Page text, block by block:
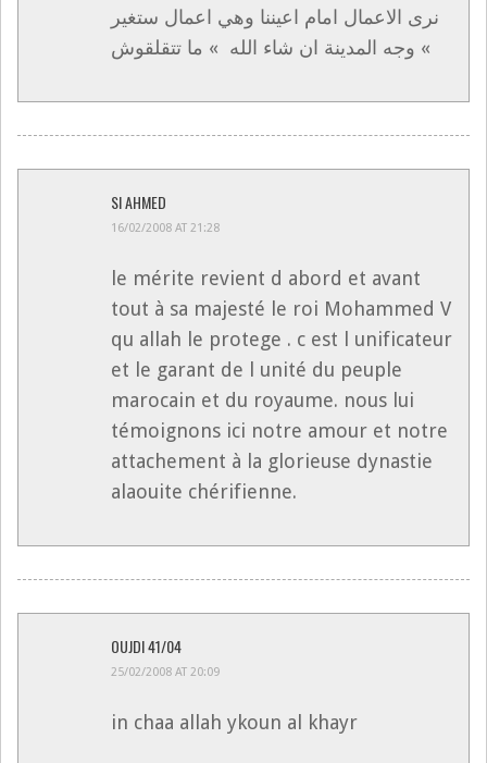
نرى الاعمال امام اعيننا وهي اعمال ستغير
وجه المدينة ان شاء الله » ما تتقلقوش «
SI AHMED
16/02/2008 AT 21:28
le mérite revient d abord et avant
tout à sa majesté le roi Mohammed V
qu allah le protege . c est l unificateur
et le garant de l unité du peuple
marocain et du royaume. nous lui
témoignons ici notre amour et notre
attachement à la glorieuse dynastie
alaouite chérifienne.
OUJDI 41/04
25/02/2008 AT 20:09
in chaa allah ykoun al khayr